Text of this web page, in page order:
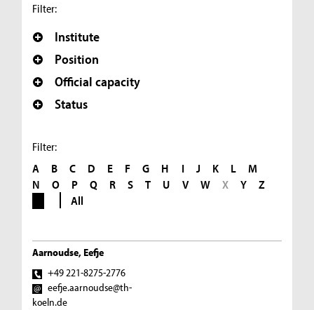
Filter:
Institute
Position
Official capacity
Status
Filter:
A B C D E F G H I J K L
M
N
O P Q R S T U V W X Y
Z
All
Aarnoudse, Eefje
+49 221-8275-2776
eefje.aarnoudse@th-
koeln.de